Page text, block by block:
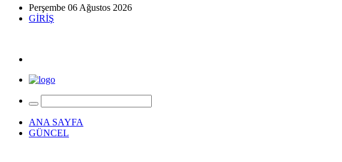
Perşembe 06 Ağustos 2026
GİRİŞ
ANA SAYFA
GÜNCEL